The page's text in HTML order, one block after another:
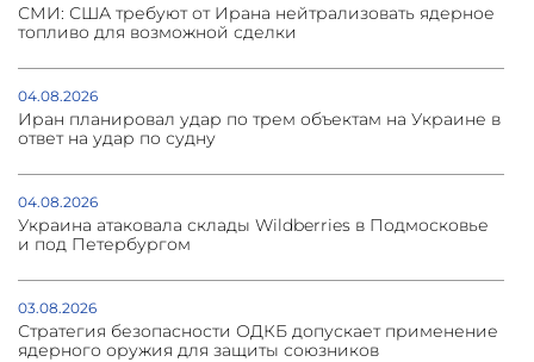
СМИ: США требуют от Ирана нейтрализовать ядерное
топливо для возможной сделки
04.08.2026
Иран планировал удар по трем объектам на Украине в
ответ на удар по судну
04.08.2026
Украина атаковала склады Wildberries в Подмосковье
и под Петербургом
03.08.2026
Стратегия безопасности ОДКБ допускает применение
ядерного оружия для защиты союзников